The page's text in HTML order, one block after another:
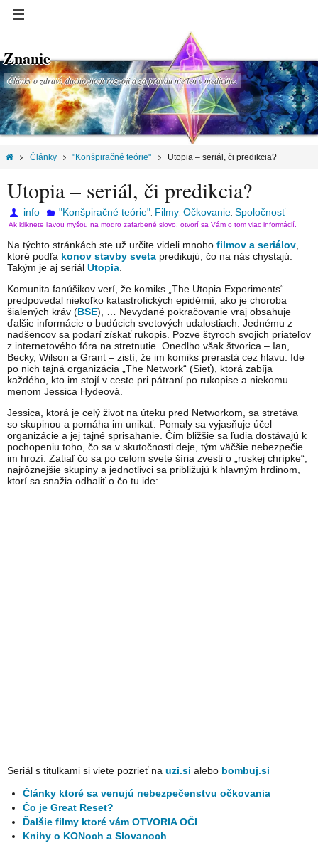
Znanie
Články o zdraví, duchovnom rozvoji a za pravdu nie len v medicíne.
Články "Konšpiračné teórie" Utopia – seriál, či predikcia?
Utopia – seriál, či predikcia?
info "Konšpiračné teórie", Filmy, Očkovanie, Spoločnosť
Ak kliknete ľavou myšou na modro zafarbené slovo, otvorí sa Vám o tom viac informácií.
Na týchto stránkách ste už určite videli mnoho filmov a seriálov
ktoré podľa konov stavby sveta predikujú, čo na nás chystajú.
Takým je aj seriál Utopia
Komunita fanúšikov verí, že komiks „The Utopia Experiments“
predpovedal niekoľko katastrofických epidémií, ako je choroba
šialených kráv (BSE), … Nevydané pokračovanie vraj obsahuje
ďalšie informácie o budúcich svetových udalostiach. Jednému z
nadšencov sa podarí získať rukopis. Pozve štyroch svojich priateľov
z internetového fóra na stretnutie. Onedlho však štvorica – Ian,
Becky, Wilson a Grant – zistí, že im komiks prerastá cez hlavu. Ide
po nich tajná organizácia „The Network“ (Sieť), ktorá zabíja
každého, kto im stojí v ceste pri pátraní po rukopise a niekomu
menom Jessica Hydeová.
Jessica, ktorá je celý život na úteku pred Networkom, sa stretáva
so skupinou a pomáha im unikať. Pomaly sa vyjasňuje účel
organizácie a jej tajné sprisahanie. Čím bližšie sa ľudia dostávajú k
pochopeniu toho, čo sa v skutočnosti deje, tým väčšie nebezpečie
im hrozí. Zatiaľ čo sa po celom svete šíria zvesti o „ruskej chrípke“,
najrôznejšie skupiny a jednotlivci sa približujú k hlavným hrdinom,
ktorí sa snažia odhaliť o čo tu ide:
Seriál s titulkami si viete pozrieť na uzi.si alebo bombuj.si
Články ktoré sa venujú nebezpečenstvu očkovania
Čo je Great Reset?
Ďalšie filmy ktoré vám OTVORIA OČI
Knihy o KONoch a Slovanoch